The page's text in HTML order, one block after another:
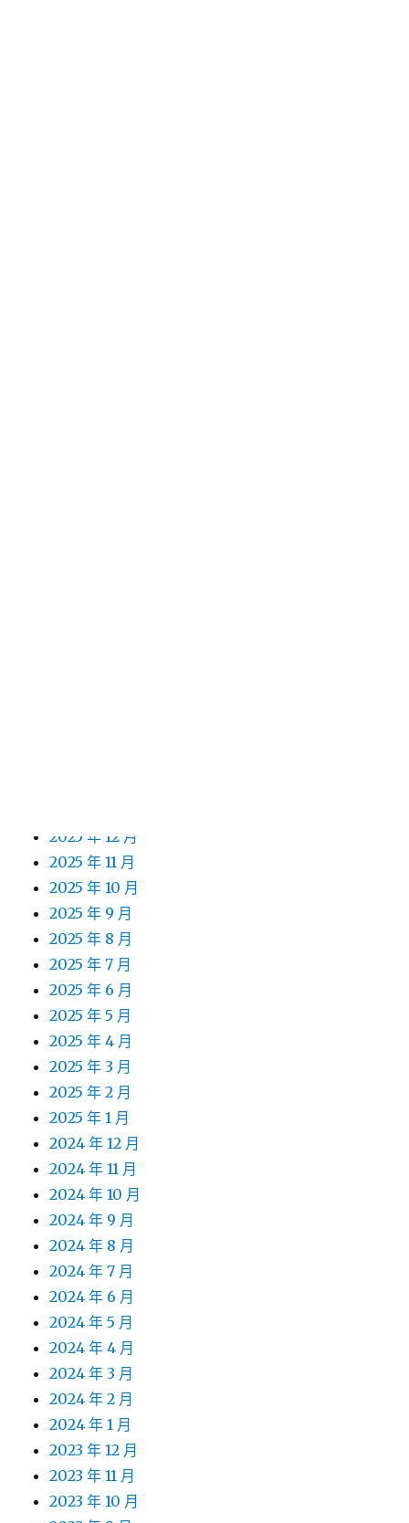
2025 年 12 月
2025 年 11 月
2025 年 10 月
2025 年 9 月
2025 年 8 月
2025 年 7 月
2025 年 6 月
2025 年 5 月
2025 年 4 月
2025 年 3 月
2025 年 2 月
2025 年 1 月
2024 年 12 月
2024 年 11 月
2024 年 10 月
2024 年 9 月
2024 年 8 月
2024 年 7 月
2024 年 6 月
2024 年 5 月
2024 年 4 月
2024 年 3 月
2024 年 2 月
2024 年 1 月
2023 年 12 月
2023 年 11 月
2023 年 10 月